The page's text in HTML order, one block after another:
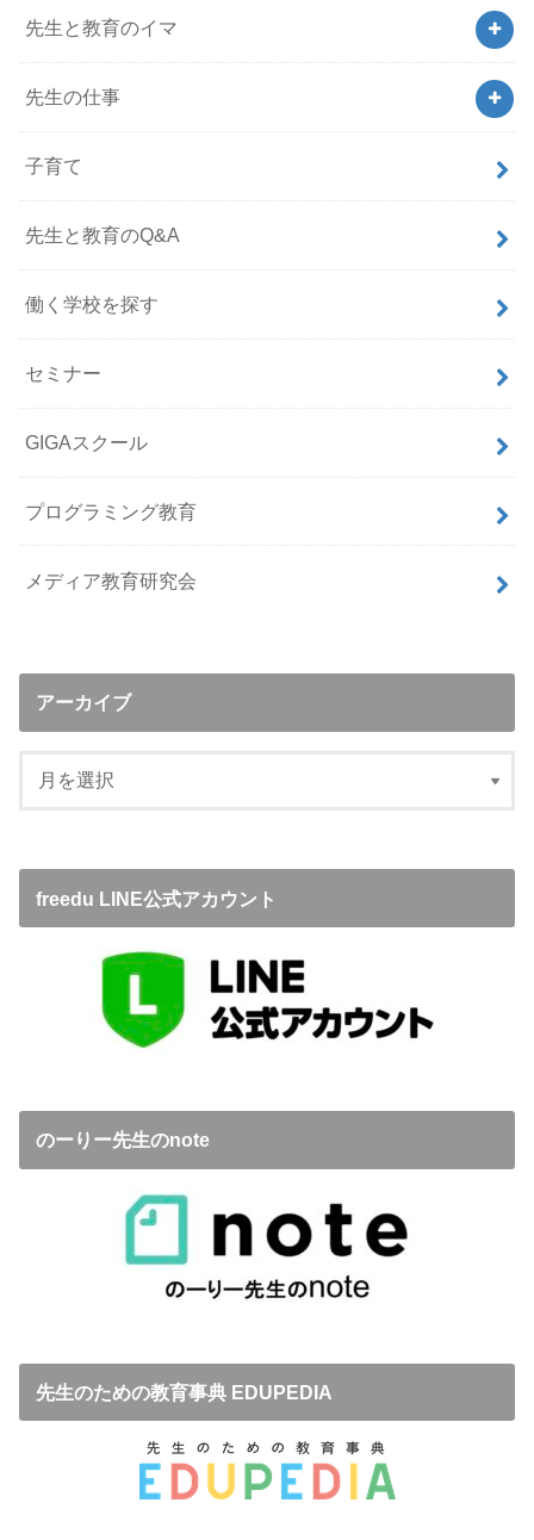
先生と教育のイマ
先生の仕事
子育て
先生と教育のQ&A
働く学校を探す
セミナー
GIGAスクール
プログラミング教育
メディア教育研究会
アーカイブ
freedu LINE公式アカウント
のーりー先生のnote
先生のための教育事典 EDUPEDIA